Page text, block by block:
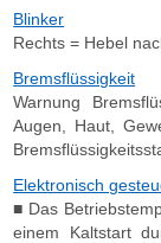
Blinker
Rechts = Hebel
Bremsflüssigkeit
Warnung
Augen, Haut,
Elektronisch
■ Das
einem Kaltstart